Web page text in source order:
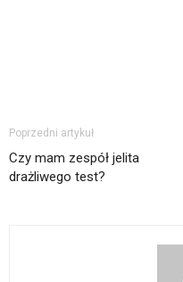
Poprzedni artykuł
Czy mam zespół jelita
drażliwego test?